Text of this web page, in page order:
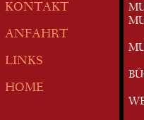
KONTAKT
ANFAHRT
LINKS
HOME